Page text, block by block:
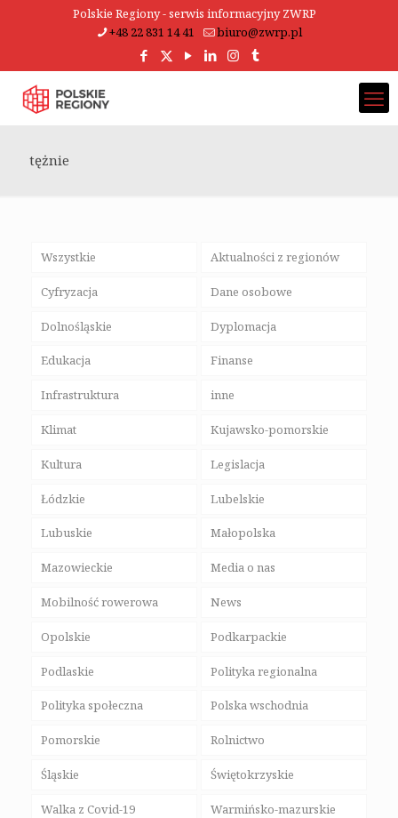
Polskie Regiony - serwis informacyjny ZWRP
+48 22 831 14 41
biuro@zwrp.pl
tężnie
Wszystkie Aktualności z regionów
Cyfryzacja Dane osobowe
Dolnośląskie Dyplomacja
Edukacja Finanse
Infrastruktura inne
Klimat Kujawsko-pomorskie
Kultura Legislacja
Łódzkie Lubelskie
Lubuskie Małopolska
Mazowieckie Media o nas
Mobilność rowerowa News
Opolskie Podkarpackie
Podlaskie Polityka regionalna
Polityka społeczna Polska wschodnia
Pomorskie Rolnictwo
Śląskie Świętokrzyskie
Walka z Covid-19 Warmińsko-mazurskie